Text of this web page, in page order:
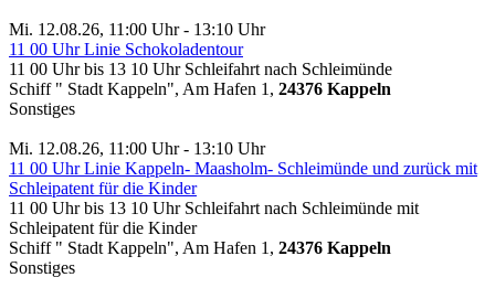
Mi. 12.08.26, 11:00 Uhr - 13:10 Uhr
11 00 Uhr Linie Schokoladentour
11 00 Uhr bis 13 10 Uhr Schleifahrt nach Schleimünde
Schiff " Stadt Kappeln", Am Hafen 1, 24376 Kappeln
Sonstiges
Mi. 12.08.26, 11:00 Uhr - 13:10 Uhr
11 00 Uhr Linie Kappeln- Maasholm- Schleimünde und zurück mit
Schleipatent für die Kinder
11 00 Uhr bis 13 10 Uhr Schleifahrt nach Schleimünde mit
Schleipatent für die Kinder
Schiff " Stadt Kappeln", Am Hafen 1, 24376 Kappeln
Sonstiges